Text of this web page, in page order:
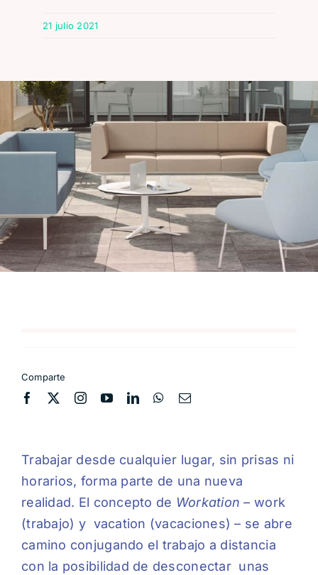
21 julio 2021
Comparte
Trabajar desde cualquier lugar, sin prisas ni
horarios, forma parte de una nueva
realidad. El concepto de Workation – work
(trabajo) y vacation (vacaciones) – se abre
camino conjugando el trabajo a distancia
con la posibilidad de desconectar unas